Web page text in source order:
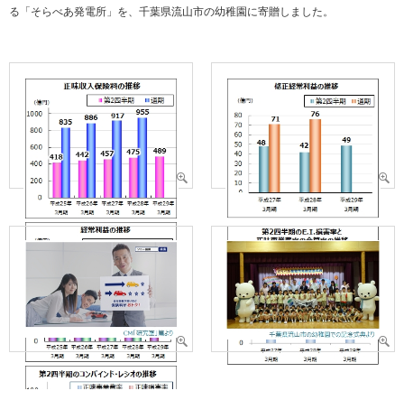
る「そらべあ発電所」を、千葉県流山市の幼稚園に寄贈しました。